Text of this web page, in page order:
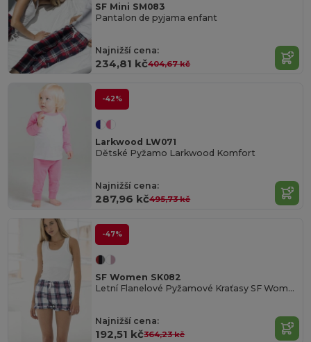
SF Mini SM083
Pantalon de pyjama enfant
Najnižší cena:
234,81 kč404,67 kč
-42%
Larkwood LW071
Dětské Pyžamo Larkwood Komfort
Najnižší cena:
287,96 kč495,73 kč
-47%
SF Women SK082
Letní Flanelové Pyžamové Kraťasy SF Women
Najnižší cena:
192,51 kč364,23 kč